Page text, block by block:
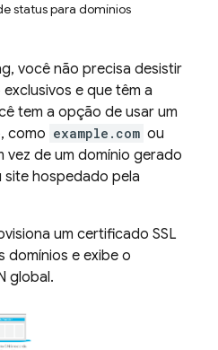
status para domínios
, você não precisa desistir
e que têm a
tem a opção de usar um
como example.com ou
vez de um domínio gerado
site hospedado pela
um certificado SSL
domínios e exibe o
global.